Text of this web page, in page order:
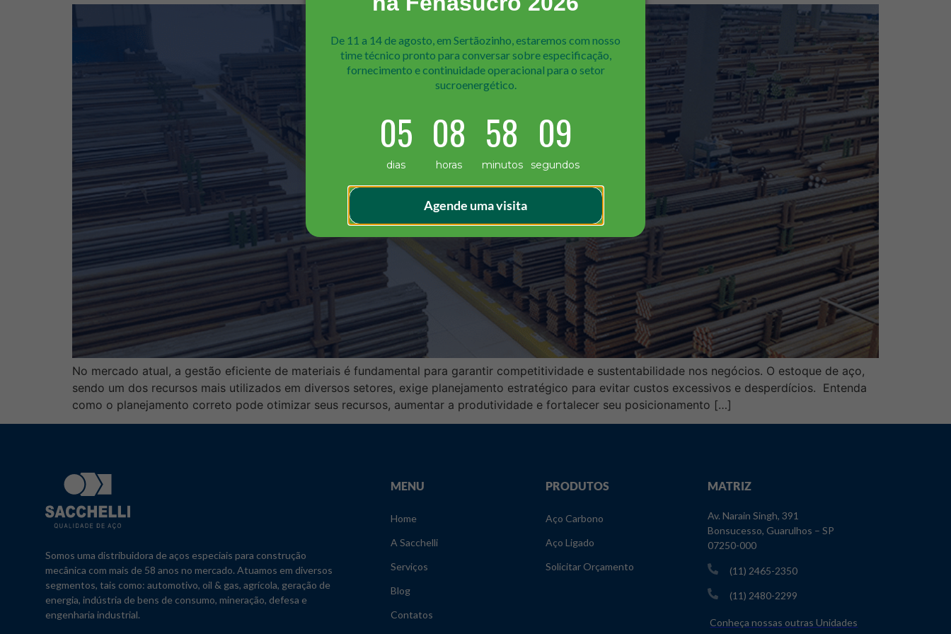
De 11 a 14 de agosto, em Sertãozinho, estaremos com nosso
time técnico pr onto para conversar sobre especificação,
fornecimento e continuidade operacional para o setor
sucroenergético.
05
dias
08
horas
58
minutos
08
segundos
Agende uma visita
No mercado atual, a gestão eficiente de materiais é fundamental para garantir competitividade e sustentabilidade nos negócios. O estoque de aço,
sendo um dos recursos mais utilizados em diversos setores, exige planejamento estratégico para evitar custos excessivos e desperdícios. Entenda
como o planejamento correto pode otimizar seus recursos, aumentar a produtividade e fortalecer seu posicionamento […]
Somos uma distribuidora de aços especiais para construção
mecânica com mais de 58 anos no mercado. Atuamos em diversos
segmentos, tais como: automotivo, oil & gas, agrícola, geração de
energia, indústria de bens de consumo, mineração, defesa e
engenharia industrial.
MENU
Home
A Sacchelli
Serviços
Blog
Contatos
PRODUTOS
Aço Carbono
Aço Ligado
Solicitar Orçamento
MATRIZ
Av. Narain Singh, 391
Bonsucesso, Guarulhos – SP
07250-000
(11) 2465-2350
(11) 2480-2299
Conheça nossas outras Unidades